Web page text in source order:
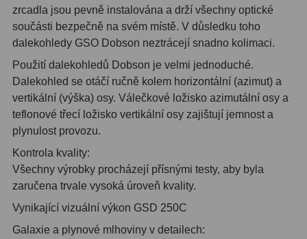
SII2
Planetární2
Barevné66
Barlow čočky65
Barlow 2x38
Barlow 3x12
Barlow 4x 3
zrcadla jsou pevně instalována a drží všechny optické
součásti bezpečně na svém místě. V důsledku toho
dalekohledy GSO Dobson neztrácejí snadno kolimaci.
Použití dalekohledů Dobson je velmi jednoduché.
Dalekohled se otáčí ručně kolem horizontální (azimut) a
vertikální (výška) osy. Válečkové ložisko azimutální osy a
teflonové třecí ložisko vertikální osy zajištují jemnost a
plynulost provozu.
Kontrola kvality:
Všechny výrobky procházejí přísnými testy, aby byla
zaručena trvale vysoká úroveň kvality.
Vynikající vizuální výkon GSD 250C
Galaxie a plynové mlhoviny v detailech: